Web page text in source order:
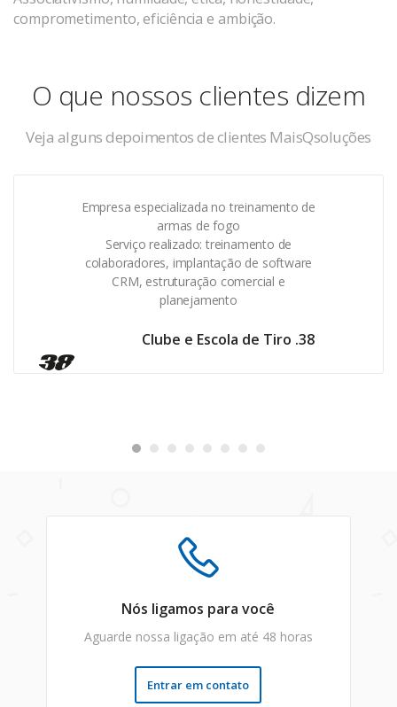
comprometimento, eficiência e ambição.
O que nossos clientes dizem
Veja alguns depoimentos de clientes MaisQsoluções
Empresa especializada no treinamento de
armas de fogo
Serviço realizado: treinamento de
colaboradores, implantação de software
CRM, estruturação comercial e
planejamento
Clube e Escola de Tiro .38
Nós ligamos para você
Aguarde nossa ligação em até 48 horas
Entrar em contato